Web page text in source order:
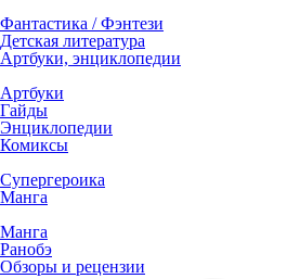
Фантастика / Фэнтези
Детская литература
Артбуки, энциклопедии
Артбуки
Гайды
Энциклопедии
Комиксы
Супергероика
Манга
Манга
Ранобэ
Обзоры и рецензии